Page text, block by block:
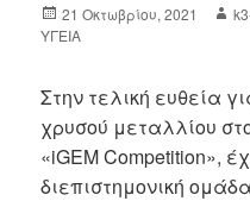
21 Οκτωβρίου, 2021
ΥΓΕΙΑ
Στην τελική ευθεία
χρυσού μεταλλίου
«iGEM Competition»,
διεπιστημονική